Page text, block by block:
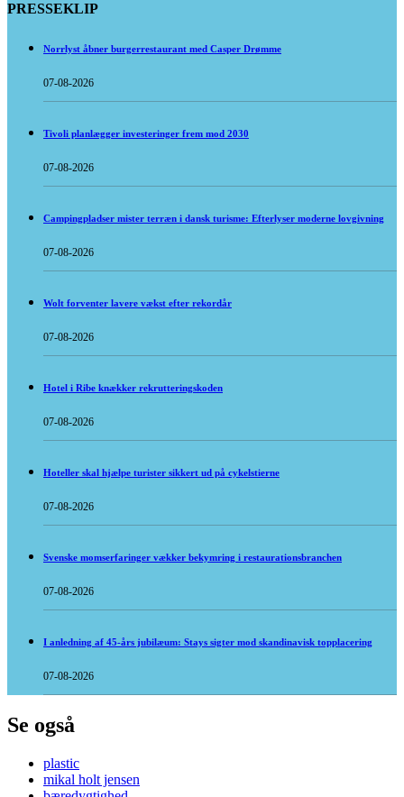
PRESSEKLIP
Norrlyst åbner burgerrestaurant med Casper Drømme
07-08-2026
Tivoli planlægger investeringer frem mod 2030
07-08-2026
Campingpladser mister terræn i dansk turisme: Efterlyser moderne lovgivning
07-08-2026
Wolt forventer lavere vækst efter rekordår
07-08-2026
Hotel i Ribe knækker rekrutteringskoden
07-08-2026
Hoteller skal hjælpe turister sikkert ud på cykelstierne
07-08-2026
Svenske momserfaringer vækker bekymring i restaurationsbranchen
07-08-2026
I anledning af 45-års jubilæum: Stays sigter mod skandinavisk topplacering
07-08-2026
Se også
plastic
mikal holt jensen